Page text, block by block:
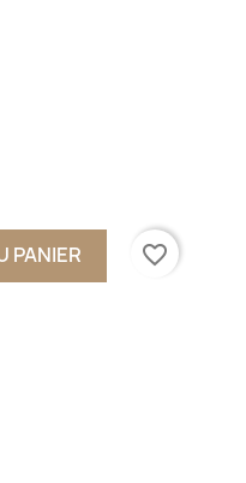
PANIER favorite_border